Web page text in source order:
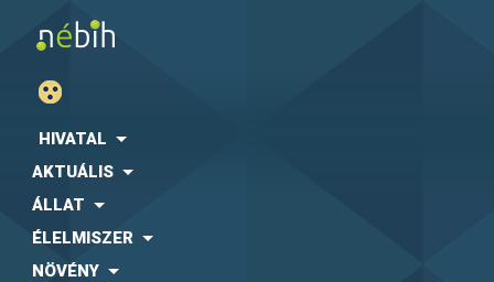
HIVATAL
AKTUÁLIS
ÁLLAT
ÉLELMISZER
NÖVÉNY